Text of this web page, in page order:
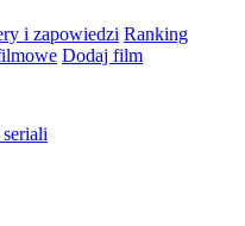
i zapowiedzi Ranking
Dodaj film